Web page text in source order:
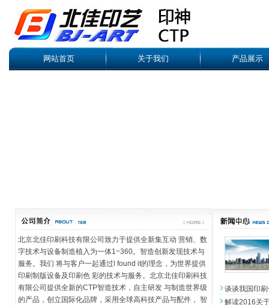
网站首页 关于我们 产品展示
北京北佳印刷科技有限公司致力于提供全新集互动 营销、数
字技术与设备制造植入为一体1~360。智造创新发现技术与
服务。我们 将与客户一起通过l found it的理念，为世界提供
印刷制版设备及印刷色 彩的技术与服务。北京北佳印刷科技
有限公司提供全新的CTP智造技术，自主研发 与制造世界级
的产品，创立国际化品牌，采用全球高科技产品与配件， 智
谈谈我国印
解读2016关